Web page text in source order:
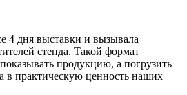
4 дня выставки и вызывала
стенда. Такой формат
продукцию, а погрузить
в практическую ценность наших